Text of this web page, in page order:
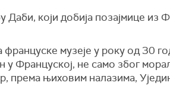
који добија позајмице из
музеје у року од 30
Француској, не само због
према њиховим налазима,